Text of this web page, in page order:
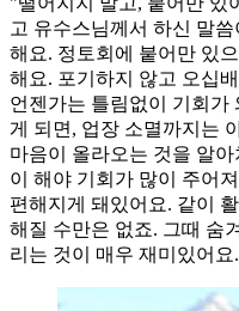
고 유수스님께서 하신 말
해요. 정토회에 붙어만 있
해요. 포기하지 않고 오십
언젠가는 틀림없이 기회가
게 되면, 업장 소멸까지는
마음이 올라오는 것을 알
이 해야 기회가 많이 주어
편해지게 돼있어요. 같이
해질 수만은 없죠. 그때 숨
리는 것이 매우 재미있어요.